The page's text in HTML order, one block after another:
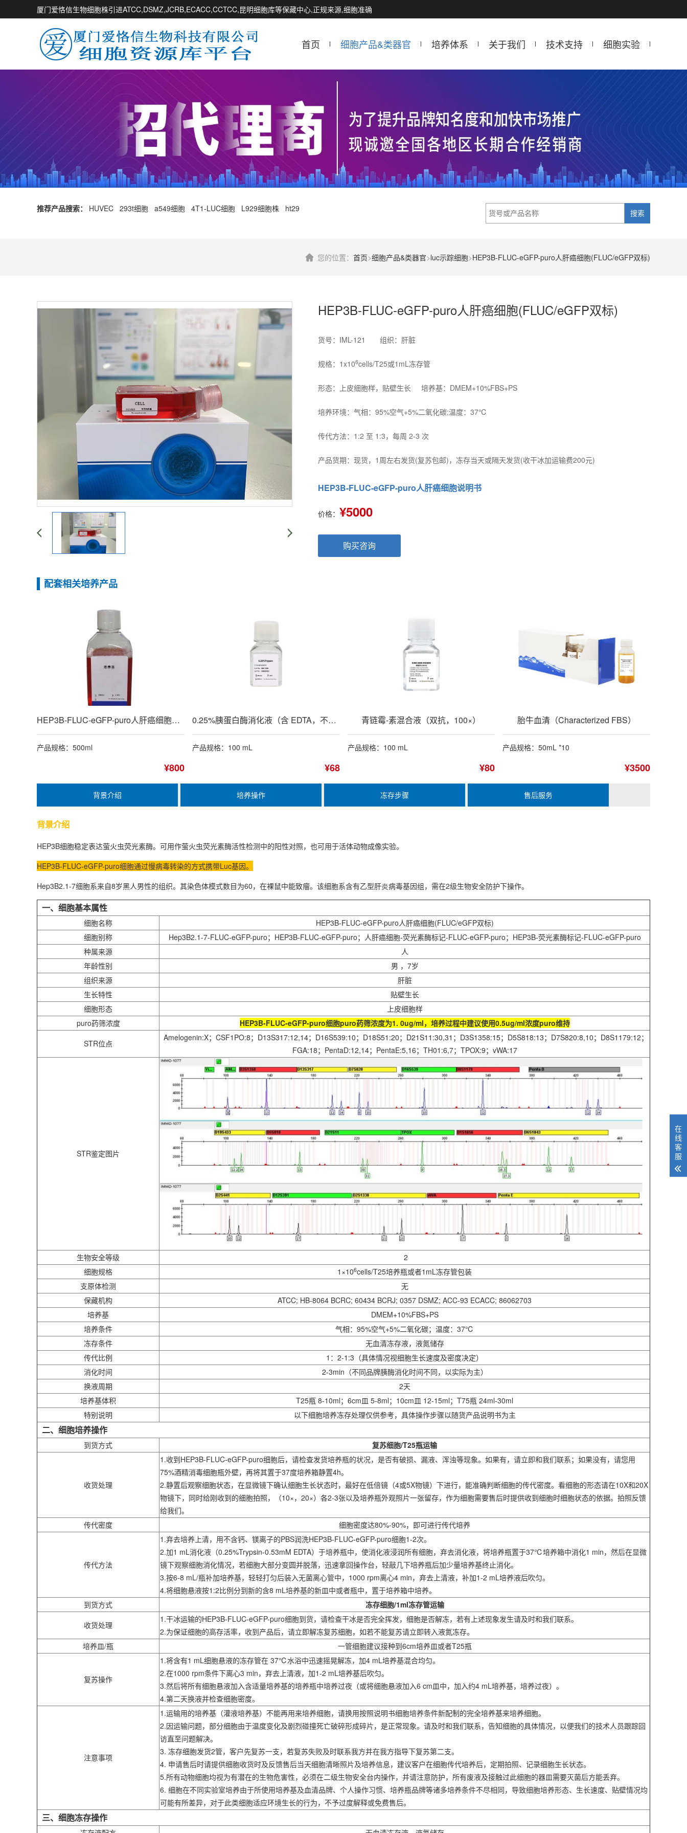
厦门爱恪信生物细胞株引进ATCC,DSMZ,JCRB,ECACC,CCTCC,昆明细胞库等保藏中心,正规来源,细胞准确
首页 细胞产品&类器官 培养体系 关于我们 技术支持 细胞实验
推荐产品搜索： HUVEC 293t细胞 a549细胞 4T1-LUC细胞 L929细胞株 ht29 搜索
您的位置： 首页>细胞产品&类器官>luc示踪细胞>HEP3B-FLUC-eGFP-puro人肝癌细胞(FLUC/eGFP双标)
HEP3B-FLUC-eGFP-puro人肝癌细胞(FLUC/eGFP双标)
货号：IML-121 组织：肝脏
规格：1x106cells/T25或1mL冻存管
形态：上皮细胞样，贴壁生长 培养基：DMEM+10%FBS+PS
培养环境：气相：95%空气+5%二氧化碳;温度：37℃
传代方法：1:2 至 1:3，每周 2-3 次
产品货期：现货，1周左右发货(复苏包邮)，冻存当天或隔天发货(收干冰加运输费200元)
HEP3B-FLUC-eGFP-puro人肝癌细胞说明书
价格： ¥5000
购买咨询
配套相关培养产品
HEP3B-FLUC-eGFP-puro人肝癌细胞专用培养基
产品规格：500ml
¥800
0.25%胰蛋白酶消化液（含 EDTA，不含酚红）
产品规格：100 mL
¥68
青链霉-素混合液（双抗，100×）
产品规格：100 mL
¥80
胎牛血清（Characterized FBS）
产品规格：50mL *10
¥3500
背景介绍 培养操作 冻存步骤 售后服务
背景介绍
HEP3B细胞稳定表达萤火虫荧光素酶。可用作萤火虫荧光素酶活性检测中的阳性对照，也可用于活体动物成像实验。
HEP3B-FLUC-eGFP-puro细胞通过慢病毒转染的方式携带Luc基因。
Hep3B2.1-7细胞系来自8岁黑人男性的组织。其染色体模式数目为60，在裸鼠中能致瘤。该细胞系含有乙型肝炎病毒基因组，需在2级生物安全防护下操作。
一、细胞基本属性
细胞名称
HEP3B-FLUC-eGFP-puro人肝癌细胞(FLUC/eGFP双标)
细胞别称
Hep3B2.1-7-FLUC-eGFP-puro；HEP3B-FLUC-eGFP-puro；人肝癌细胞-荧光素酶标记-FLUC-eGFP-puro；HEP3B-荧光素酶标记-FLUC-eGFP-puro
种属来源
人
年龄性别
男 ，7岁
组织来源
肝脏
生长特性
贴壁生长
细胞形态
上皮细胞样
puro药筛浓度
HEP3B-FLUC-eGFP-puro细胞puro药筛浓度为1. 0ug/ml，培养过程中建议使用0.5ug/ml浓度puro维持
STR位点
Amelogenin:X；CSF1PO:8；D13S317:12,14；D16S539:10；D18S51:20；D21S11:30,31；D3S1358:15；D5S818:13；D7S820:8,10；D8S1179:12；
FGA:18；PentaD:12,14；PentaE:5,16；TH01:6,7；TPOX:9；vWA:17
STR鉴定图片
生物安全等级
2
细胞规格
1×106cells/T25培养瓶或者1mL冻存管包装
支原体检测
无
保藏机构
ATCC; HB-8064 BCRC; 60434 BCRJ; 0357 DSMZ; ACC-93 ECACC; 86062703
培养基
DMEM+10%FBS+PS
培养条件
气相：95%空气+5%二氧化碳；温度：37℃
冻存条件
无血清冻存液，液氮储存
传代比例
1：2-1:3（具体情况视细胞生长速度及密度决定）
消化时间
2-3min（不同品牌胰酶消化时间不同，以实际为主）
换液周期
2天
培养基体积
T25瓶 8-10ml；6cm皿 5-8ml；10cm皿 12-15ml；T75瓶 24ml-30ml
特别说明
以下细胞培养冻存处理仅供参考，具体操作步骤以随货产品说明书为主
二、细胞培养操作
到货方式 复苏细胞/T25瓶运输
收货处理
1.收到HEP3B-FLUC-eGFP-puro细胞后，请检查发货培养瓶的状况，是否有破损、漏液、浑浊等现象。如果有，请立即和我们联系；如果没有，请您用
75%酒精消毒细胞瓶外壁，再将其置于37度培养箱静置4h。
2.静置后观察细胞状态，在显微镜下确认细胞生长状态时，最好在低倍镜（4或5X物镜）下进行，能准确判断细胞的传代密度。看细胞的形态请在10X和20X
物镜下，同时给刚收到的细胞拍照，（10×，20×）各2-3张以及培养瓶外观照片一张留存，作为细胞需要售后时提供收到细胞时细胞状态的依据。拍照反馈
给我们。
传代密度
细胞密度达80%-90%，即可进行传代培养
传代方法
1.弃去培养上清，用不含钙、镁离子的PBS润洗HEP3B-FLUC-eGFP-puro细胞1-2次。
2.加1 mL消化液（0.25%Trypsin-0.53mM EDTA）于培养瓶中，使消化液浸润所有细胞，弃去消化液，将培养瓶置于37℃培养箱中消化1 min，然后在显微
镜下观察细胞消化情况，若细胞大部分变圆并脱落，迅速拿回操作台，轻敲几下培养瓶后加少量培养基终止消化。
3.按6-8 mL/瓶补加培养基，轻轻打匀后装入无菌离心管中，1000 rpm离心4 min，弃去上清液，补加1-2 mL培养液后吹匀。
4.将细胞悬液按1:2比例分到新的含8 mL培养基的新皿中或者瓶中，置于培养箱中培养。
到货方式
冻存细胞/1ml冻存管运输
收货处理
1.干冰运输的HEP3B-FLUC-eGFP-puro细胞到货，请检查干冰是否完全挥发，细胞是否解冻，若有上述现象发生请及时和我们联系。
2.为保证细胞的高存活率，收到产品后，请立即解冻复苏细胞，如若不能复苏请立即转入液氮冻存。
培养皿/瓶
一管细胞建议接种到6cm培养皿或者T25瓶
复苏操作
1.将含有1 mL细胞悬液的冻存管在 37℃水浴中迅速摇晃解冻，加4 mL培养基混合均匀。
2.在1000 rpm条件下离心3 min，弃去上清液，加1-2 mL培养基后吹匀。
3.然后将所有细胞悬液加入含适量培养基的培养瓶中培养过夜（或将细胞悬液加入6 cm皿中，加入约4 mL培养基，培养过夜）。
4.第二天换液并检查细胞密度。
注意事项
1.运输用的培养基（灌液培养基）不能再用来培养细胞，请换用按照说明书细胞培养条件新配制的完全培养基来培养细胞。
2.因运输问题，部分细胞由于温度变化及剧烈碰撞死亡破碎形成碎片，是正常现象。请及时和我们联系，告知细胞的具体情况，以便我们的技术人员跟踪回
访直至问题解决。
3. 冻存细胞发货2管，客户先复苏一支，若复苏失败及时联系我方并在我方指导下复苏第二支。
4. 申请售后时请提供细胞收货时及反馈售后当天细胞清晰照片及培养信息，建议客户在细胞传代培养后，定期拍照、记录细胞生长状态。
5.所有动物细胞均视为有潜在的生物危害性，必须在二级生物安全台内操作，并请注意防护，所有废液及接触过此细胞的器皿需要灭菌后方能丢弃。
6. 细胞在不同实验室培养由于所使用培养基及血清品牌、个人操作习惯、培养瓶品牌等诸多培养条件不尽相同，导致细胞培养形态、生长速度、贴壁情况均
可能有所差异，对于此类细胞适应环境生长的行为，不予过度解释或免费售后。
三、细胞冻存操作
在
线
客
服